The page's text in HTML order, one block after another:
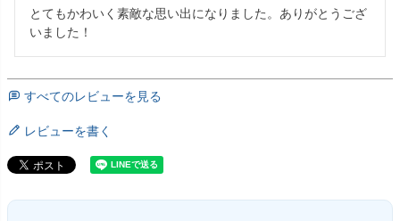
とてもかわいく素敵な思い出になりました。ありがとうござ
いました！
すべてのレビューを見る
レビューを書く